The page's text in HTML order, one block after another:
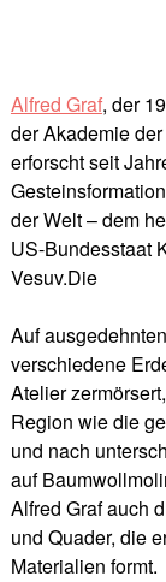
Alfred Graf, der
der Akademie
erforscht seit
der Welt – dem
US-Bundesstaat
Vesuv.Die
Auf
verschiedene
Atelier
Region wie die
und nach
auf
Alfred Graf auch
und Quader, die
Materialien formt.